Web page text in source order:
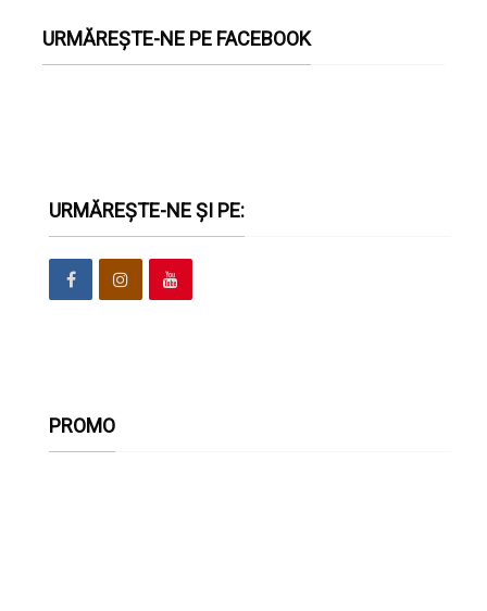
URMĂREȘTE-NE PE FACEBOOK
URMĂREȘTE-NE ȘI PE:
PROMO